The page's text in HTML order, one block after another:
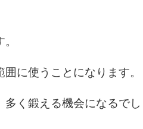
に使うことになります。
く鍛える機会になるでし